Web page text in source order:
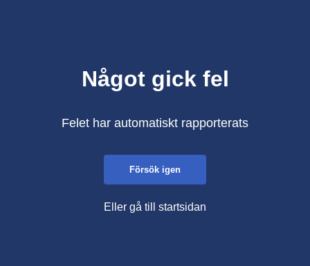
Något gick fel
Felet har automatiskt rapporterats
Försök igen
Eller gå till startsidan